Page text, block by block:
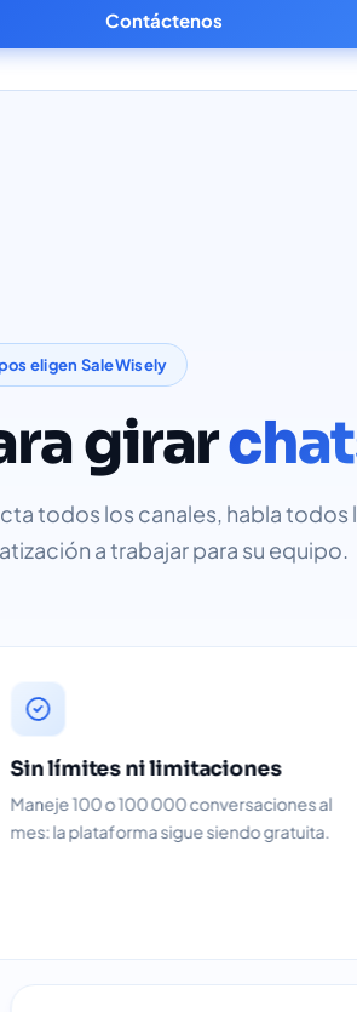
Contáctenos
eligen SaleWisely
girar
todos los canales, habla todos
a trabajar para su equipo.
limitaciones
000 conversaciones al
sigue siendo gratuita.
Los